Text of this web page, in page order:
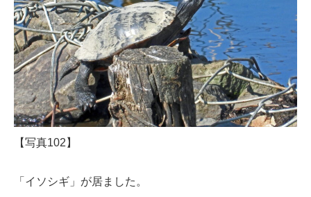
【写真102】
「イソシギ」が居ました。